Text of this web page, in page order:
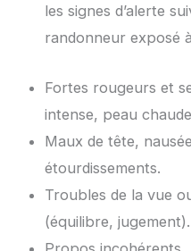
les signes d’alerte
randonneur exposé
Fortes rougeurs et
intense, peau
Maux de tête,
étourdissements.
Troubles de la vue
(équilibre, jugement).